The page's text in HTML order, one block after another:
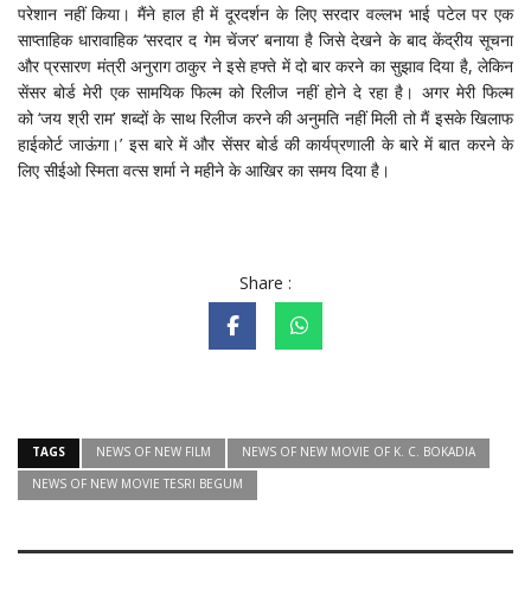
परेशान नहीं किया। मैंने हाल ही में दूरदर्शन के लिए सरदार वल्लभ भाई पटेल पर एक
साप्ताहिक धारावाहिक ‘सरदार द गेम चेंजर’ बनाया है जिसे देखने के बाद केंद्रीय सूचना
और प्रसारण मंत्री अनुराग ठाकुर ने इसे हफ्ते में दो बार करने का सुझाव दिया है, लेकिन
सेंसर बोर्ड मेरी एक सामयिक फिल्म को रिलीज नहीं होने दे रहा है। अगर मेरी फिल्म
को ‘जय श्री राम’ शब्दों के साथ रिलीज करने की अनुमति नहीं मिली तो मैं इसके खिलाफ
हाईकोर्ट जाऊंगा।’ इस बारे में और सेंसर बोर्ड की कार्यप्रणाली के बारे में बात करने के
लिए सीईओ स्मिता वत्स शर्मा ने महीने के आखिर का समय दिया है।
Share :
TAGS NEWS OF NEW FILM
NEWS OF NEW MOVIE OF K. C. BOKADIA
NEWS OF NEW MOVIE TESRI BEGUM